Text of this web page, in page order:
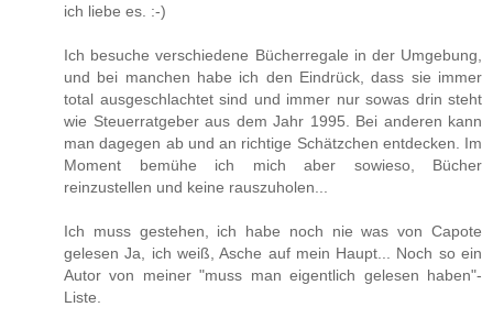
ich liebe es. :-)
Ich besuche verschiedene Bücherregale in der Umgebung,
und bei manchen habe ich den Eindrück, dass sie immer
total ausgeschlachtet sind und immer nur sowas drin steht
wie Steuerratgeber aus dem Jahr 1995. Bei anderen kann
man dagegen ab und an richtige Schätzchen entdecken. Im
Moment bemühe ich mich aber sowieso, Bücher
reinzustellen und keine rauszuholen...
Ich muss gestehen, ich habe noch nie was von Capote
gelesen Ja, ich weiß, Asche auf mein Haupt... Noch so ein
Autor von meiner "muss man eigentlich gelesen haben"-
Liste.